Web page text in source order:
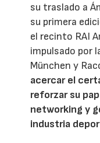
su traslado a
su primera
el recinto RAI
impulsado por
München y
acercar el
reforzar su
networking y
industria